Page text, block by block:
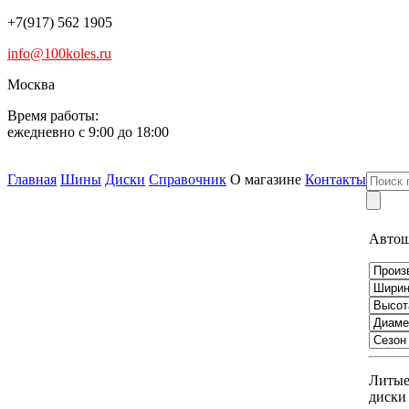
+7(917) 562 1905
info@100koles.ru
Москва
Время работы:
ежедневно с 9:00 до 18:00
Главная Шины Диски Справочник О магазине Контакты
Литые
диски